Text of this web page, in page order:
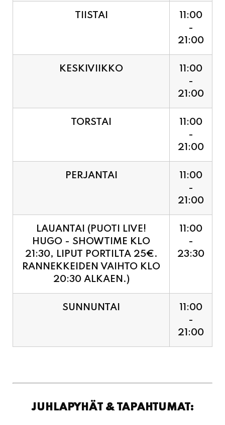
TIISTAI
11:00
-
21:00
KESKIVIIKKO
11:00
-
21:00
TORSTAI
11:00
-
21:00
PERJANTAI
11:00
-
21:00
LAUANTAI (PUOTI LIVE!
HUGO - SHOWTIME KLO
21:30, LIPUT PORTILTA 25€.
RANNEKKEIDEN VAIHTO KLO
20:30 ALKAEN.)
11:00
-
23:30
SUNNUNTAI
11:00
-
21:00
JUHLAPYHÄT & TAPAHTUMAT: